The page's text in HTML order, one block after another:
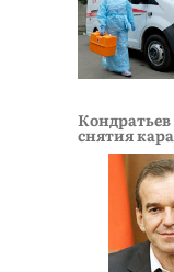
снятия